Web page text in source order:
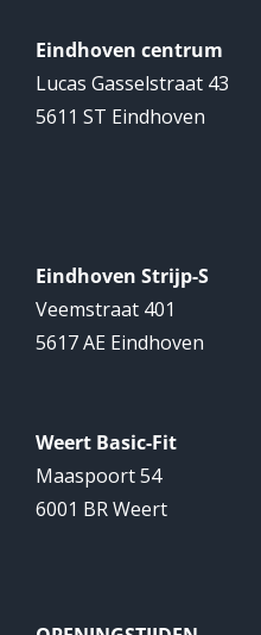
Eindhoven centrum
Lucas Gasselstraat 43
5611 ST Eindhoven
Eindhoven Strijp-S
Veemstraat 401
5617 AE Eindhoven
Weert Basic-Fit
Maaspoort 54
6001 BR Weert